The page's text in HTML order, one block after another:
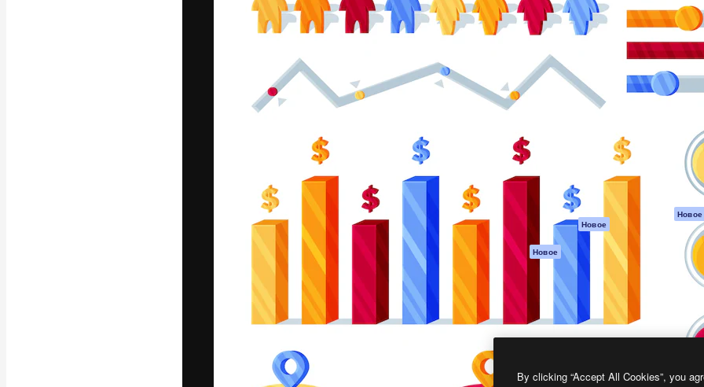
3D-модели
ваших лучших работ. Более 1 миллиона
подписчиков среди креаторов,
предприятий, агентств и студий.
Продукция
ИИ-помощник
Генератор
изображений ИИ
Генератор голоса
на основе ИИ
Стоковый контент
MCP для
Claude/ChatGPT
Новое
Агенты Новое
Мобильное
приложение
Все инструменты
Magnific
Начать
Academy
Документация по
Пакету ИИ
Условия и
положения
Политика
Новое
Политика
cookie
Центр доверия
Предприятие
By clicking “Accept All Cookies”, you